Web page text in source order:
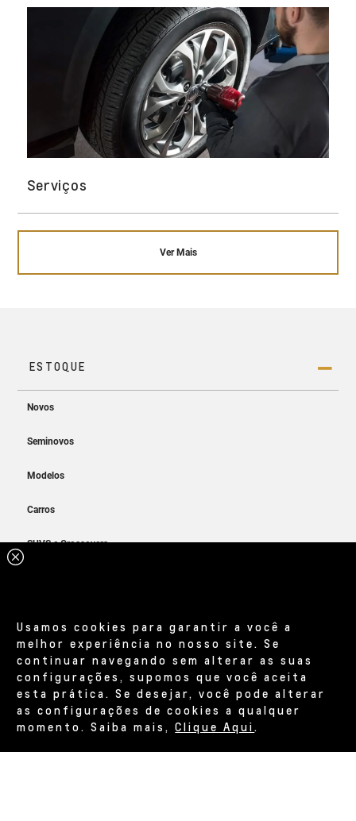
Serviços
Ver Mais
Usamos cookies para garantir a você a
melhor experiência no nosso site. Se
continuar navegando sem alterar as suas
configurações, supomos que você aceita
esta prática. Se desejar, você pode alterar
as configurações de cookies a qualquer
momento. Saiba mais,Clique Aqui.